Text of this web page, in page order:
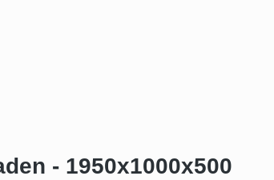
- 1950x1000x500